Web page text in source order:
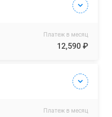
Платеж в месяц
12,590 ₽
Платеж в месяц